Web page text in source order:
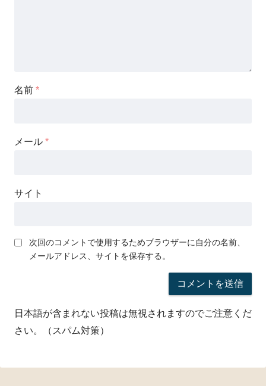
名前 *
メール *
サイト
次回のコメントで使用するためブラウザーに自分の名前、
メールアドレス、サイトを保存する。
日本語が含まれない投稿は無視されますのでご注意くだ
さい。（スパム対策）